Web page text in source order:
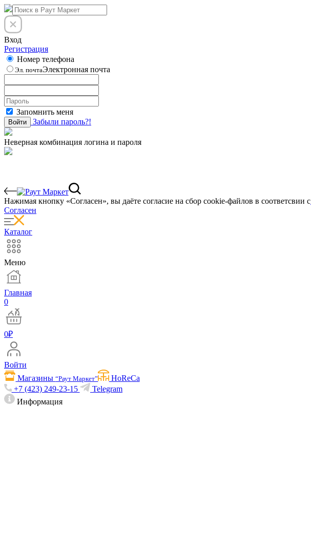
Вход
Регистрация
Номер телефона
Эл. почтаЭлектронная почта
Запомнить меня
Войти Забыли пароль?!
Неверная комбинация логина и пароля
Нажимая кнопку «Согласен», вы даёте cогласие на сбор cookie-файлов в соответсвии с
Согласен
Каталог
Меню
Главная
0
0₽
Войти
Магазины“Раут Маркет”
HoReCa
+7 (423) 249-23-15
Telegram
Информация